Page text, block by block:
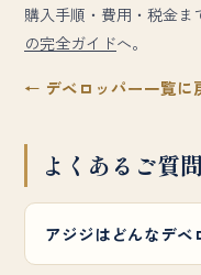
購入手順・費用・税金ま
の完全ガイドへ。
← デベロッパー一覧に
よくあるご質問
アジジはどんなデベ